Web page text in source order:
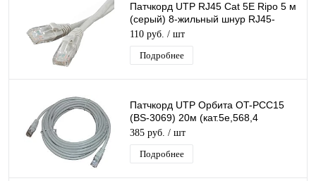
Патчкорд UTP RJ45 Cat 5E Ripo 5 м
(серый) 8-жильный шнур RJ45-
RJ45 для соединения сетевых
устройств
110 руб. / шт
Подробнее
Патчкорд UTP Орбита OT-PCC15
(BS-3069) 20м (кат.5e,568,4
пары)/100
385 руб. / шт
Подробнее